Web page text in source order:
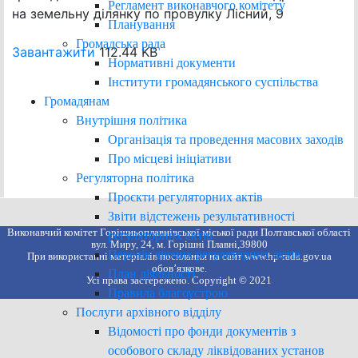
Регламент виконавчого комітету
Планування
Громадська рада
Нормативні документи
Інститути громадянського суспільства
Громадянам
Внутрішня політика
Організація та проведення масових заходів
Про місцеві ініціативи
Регуляторна політика
Проєкти регуляторних актів
Звіти відстежень результативності
регуляторних актів
Перелік діючих регуляторних актів
План діяльності
Правила благоустрою
Послуги архівного відділу
Відомості про фонди документів з
особового складу ліквідованих установ
на земельну ділянку по провулку Лісний, 9
Завантажити112.44 KB
Виконавчий комітет Горішньоплавнівської міської ради Полтавської області
вул. Миру, 24, м. Горішні Плавні,39800
При використанні матеріалів посилання на сайт www.hp-rada.gov.ua
обов’язкове.
Усі права застережено. Copyright © 2021